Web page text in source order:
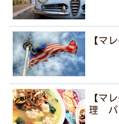
【マ
【マ
理 パ